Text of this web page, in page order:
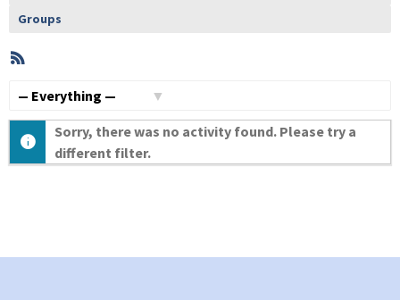
Groups
Member
Activities
Sorry, there was no activity found. Please try a
different filter.